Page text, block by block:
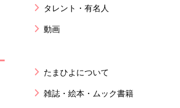
タレント・有名人
動画
たまひよについて
雑誌・絵本・ムック書籍